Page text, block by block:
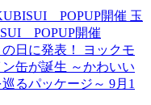
玉
POPUP開催